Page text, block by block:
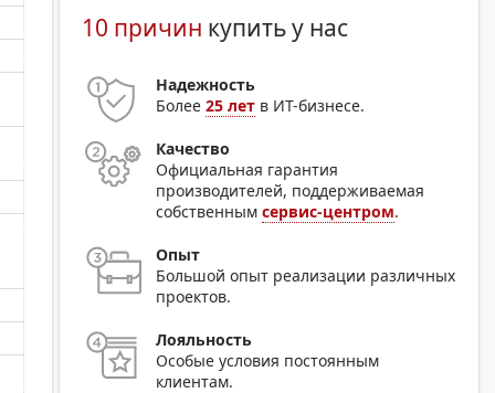
10 причин купить у нас
Надежность
Более25 лет в ИТ-бизнесе.
Качество
Официальная гарантия
производителей, поддерживаемая
собственнымсервис-центром.
Опыт
Большой опыт реализации различных
проектов.
Лояльность
Особые условия постоянным
клиентам.